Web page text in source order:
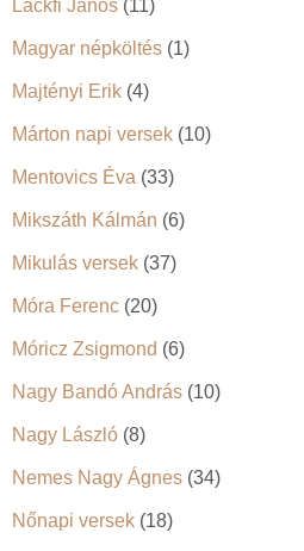
Lackfi János (11)
Magyar népköltés (1)
Majtényi Erik (4)
Márton napi versek (10)
Mentovics Éva (33)
Mikszáth Kálmán (6)
Mikulás versek (37)
Móra Ferenc (20)
Móricz Zsigmond (6)
Nagy Bandó András (10)
Nagy László (8)
Nemes Nagy Ágnes (34)
Nőnapi versek (18)